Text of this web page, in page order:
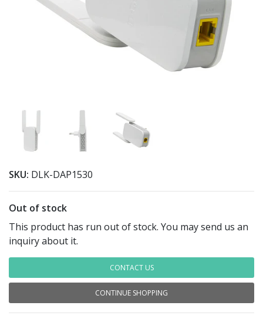
SKU: DLK-DAP1530
Out of stock
This product has run out of stock. You may send us an
inquiry about it.
CONTACT US
CONTINUE SHOPPING